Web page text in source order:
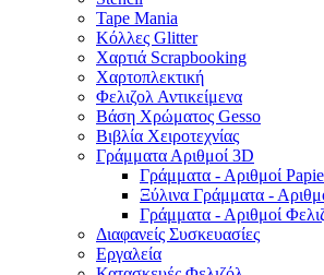
Tape Mania
Κόλλες Glitter
Χαρτιά Scrapbooking
Χαρτοπλεκτική
Φελιζολ Αντικείμενα
Βάση Χρώματος Gesso
Βιβλία Χειροτεχνίας
Γράμματα Αριθμοί 3D
Γράμματα - Αριθμοί
Ξύλινα Γράμματα -
Γράμματα - Αριθμοί
Διαφανείς Συσκευασίες
Εργαλεία